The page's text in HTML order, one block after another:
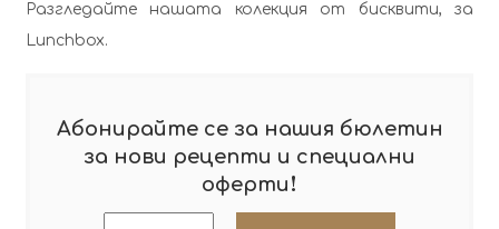
Разгледайте нашата колекция от бисквити, за
Lunchbox.
Абонирайте се за нашия бюлетин
за нови рецепти и специални
оферти !